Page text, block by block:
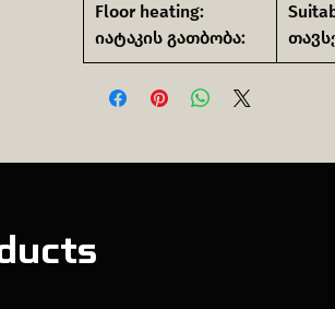
Floor heating:
იატაკის გათბობა: